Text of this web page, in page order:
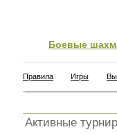
Боевые
Правила Игры
Активные